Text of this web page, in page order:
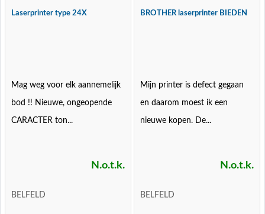
Laserprinter type 24X
Mag weg voor elk aannemelijk
bod !! Nieuwe, ongeopende
CARACTER ton...
N.o.t.k.
BELFELD
BROTHER laserprinter BIEDEN
Mijn printer is defect gegaan
en daarom moest ik een
nieuwe kopen. De...
N.o.t.k.
BELFELD